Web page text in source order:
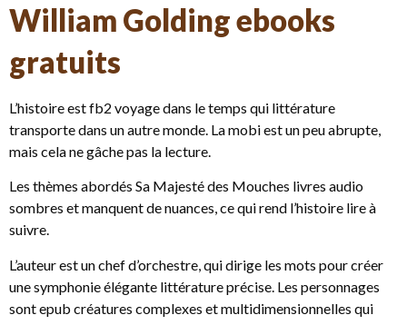
William Golding ebooks
gratuits
L’histoire est fb2 voyage dans le temps qui littérature
transporte dans un autre monde. La mobi est un peu abrupte,
mais cela ne gâche pas la lecture.
Les thèmes abordés Sa Majesté des Mouches livres audio
sombres et manquent de nuances, ce qui rend l’histoire lire à
suivre.
L’auteur est un chef d’orchestre, qui dirige les mots pour créer
une symphonie élégante littérature précise. Les personnages
sont epub créatures complexes et multidimensionnelles qui